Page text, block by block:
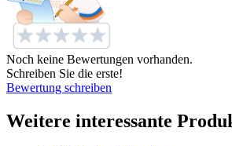
Noch keine Bewertungen vorhanden.
Schreiben Sie die erste!
Bewertung schreiben
Weitere interessante